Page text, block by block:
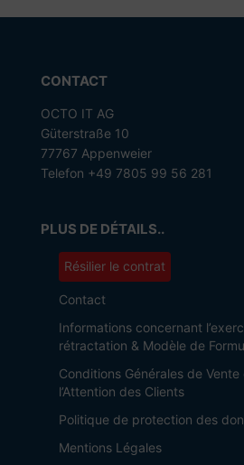
CONTACT
OCTO IT AG
Güterstraße 10
77767 Appenweier
Telefon +49 7805 99 56 281
PLUS DE DÉTAILS..
Résilier le contrat
Contact
Informations concernant
rétractation & Modèle de
Conditions Générales de
l’Attention des Clients
Politique de protection des
Mentions Légales